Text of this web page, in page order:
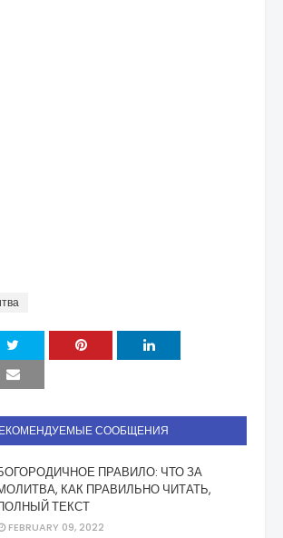
СООБЩЕНИЯ
ПРАВИЛО: ЧТО ЗА
КАК ПРАВИЛЬНО ЧИТАТЬ,
ТЕКСТ
FEBRUARY 09, 2022